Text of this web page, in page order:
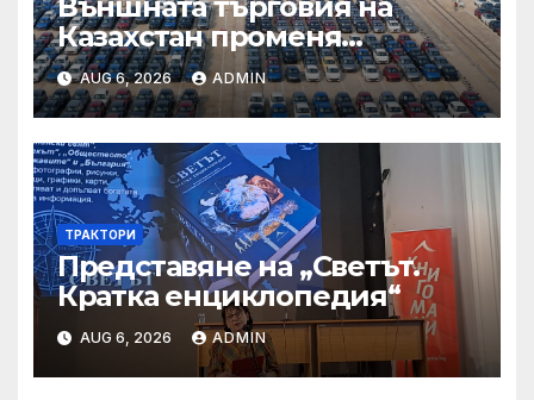
Казахстан променя
структурата си – шест
тенденции
AUG 6, 2026 ADMIN
ТРАКТОРИ
Представяне на „Светът.
Кратка енциклопедия“
AUG 6, 2026 ADMIN